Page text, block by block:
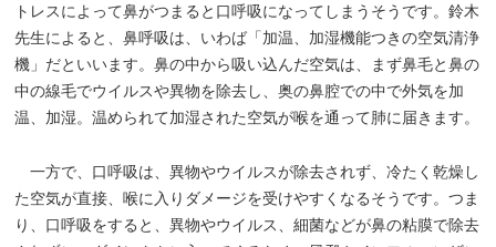
トレスによって鼻がつまると口呼吸になってしまうそうです。鈴木
先生によると、鼻呼吸は、いわば「加温、加湿機能つきの空気清浄
機」だといいます。鼻の中から吸い込んだ空気は、まず鼻毛と鼻の
中の線毛でウイルスや異物を除去し、奥の鼻腔での中で外気を加
温、加湿。温められて加湿された空気が喉を通って肺に届きます。
一方で、口呼吸は、異物やウイルスが除去されず、冷たく乾燥し
た空気が直接、喉に入りダメージを受けやすくなるそうです。つま
り、口呼吸をすると、異物やウイルス、細菌などが鼻の粘膜で除去